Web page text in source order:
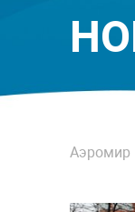
Аэромир